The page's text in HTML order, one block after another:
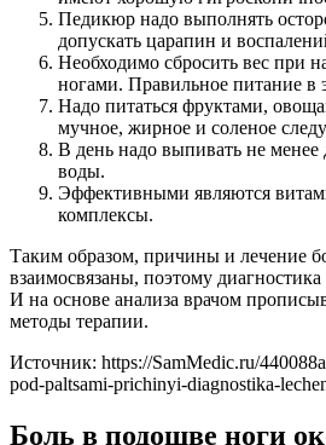
Педикюр надо выполнять
допускать царапин и
Необходимо сбросить вес при
ногами. Правильное питание в
Надо питаться фруктами,
мучное, жирное и соленое
В день надо выпивать не менее
воды.
Эффективными являются
комплексы.
Таким образом, причины и лечение
взаимосвязаны, поэтому диагностика
И на основе анализа врачом
методы терапии.
Источник: https://SamMedic.ru/
pod-paltsami-prichinyi-diagnostika-
Боль в подошве ноги